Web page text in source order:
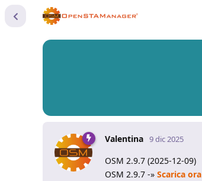
Valentina 9 dic 2025
OSM 2.9.7 (2025-12-09)
OSM 2.9.7 -» Scarica ora